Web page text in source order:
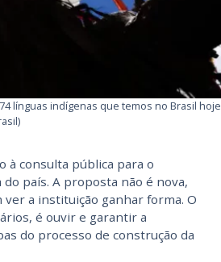
línguas indígenas que temos no Brasil hoje
à consulta pública para o
país. A proposta não é nova,
a instituição ganhar forma. O
é ouvir e garantir a
do processo de construção da